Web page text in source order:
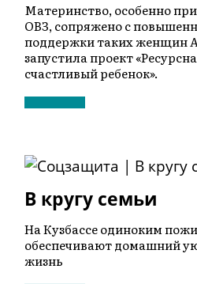
Материнство, особенно
ОВЗ, сопряжено с
поддержки таких женщин
запустила проект
счастливый ребенок».
В кругу семьи
На Кузбассе одиноким
обеспечивают домашний
жизнь